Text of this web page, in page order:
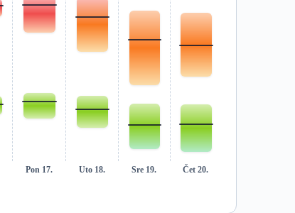
Pon 17. Uto 18. Sre 19. Čet 20.